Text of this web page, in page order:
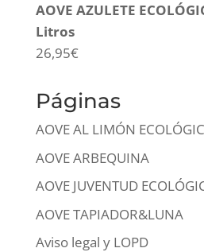
AOVE AZULETE
Litros
26,95€
Páginas
AOVE AL LIMÓN
AOVE ARBEQUINA
AOVE JUVENTUD
AOVE TAPIADOR&LUNA
Aviso legal y LOPD